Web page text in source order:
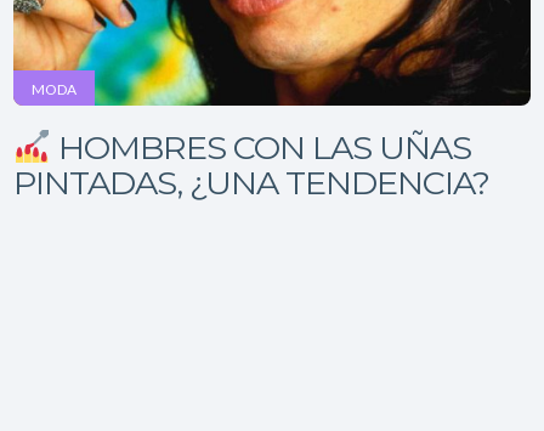
MODA
HOMBRES CON LAS UÑAS
PINTADAS, ¿UNA TENDENCIA?